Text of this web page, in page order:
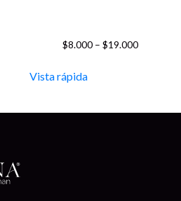
$8.000 – $19.000Price
Vista rápida